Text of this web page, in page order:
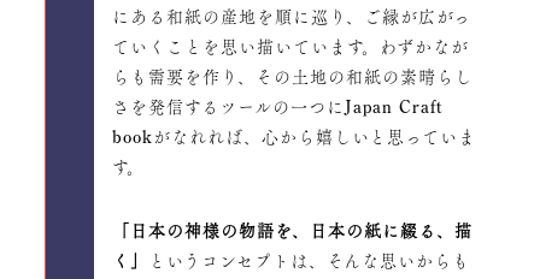
にある和紙の産地を順に巡り、ご縁が広がっ
ていくことを思い描いています。わずかなが
らも需要を作り、その土地の和紙の素晴らし
さを発信するツールの一つにJapan Craft
bookがなれれば、心から嬉しいと思っていま
す。
「日本の神様の物語を、日本の紙に綴る、描
く」
というコンセプトは、そんな思いからも